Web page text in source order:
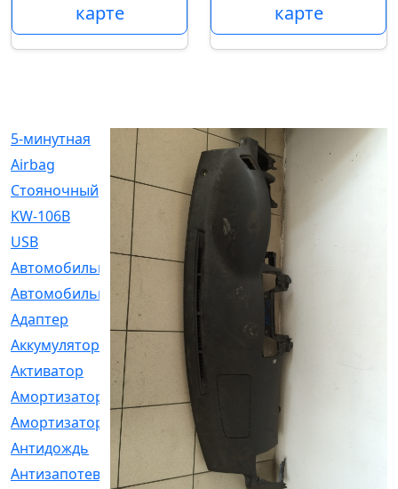
карте
карте
5-минутная
Airbag
Cтояночный
[1]
KW-106B
USB
Автомобильное
[6]
Автомобильный
Адаптер
Аккумулятор
[2]
Активатор
Амортизатор
[608]
Амортизаторы
Антидождь
Антизапотеватель
[1]